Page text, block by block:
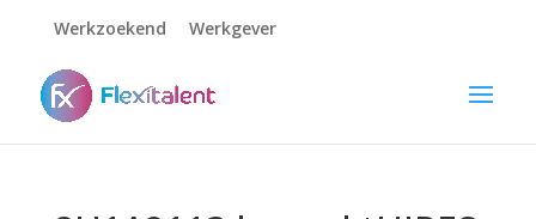
Werkzoekend Werkgever